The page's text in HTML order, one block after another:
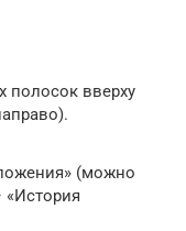
полосок вверху
(можно
«История